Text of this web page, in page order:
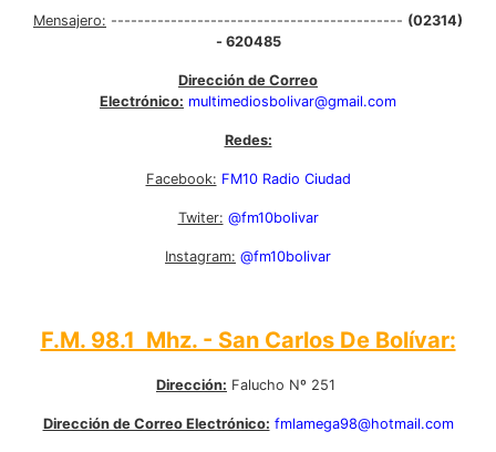
Mensajero: -------------------------------------------- (02314)
- 620485
Dirección de Correo
Electrónico: multimediosbolivar@gmail.com
Redes:
Facebook: FM10 Radio Ciudad
Twiter: @fm10bolivar
Instagram: @fm10bolivar
F.M. 98.1 Mhz. - San Carlos De Bolívar:
Dirección: Falucho Nº 251
Dirección de Correo Electrónico: fmlamega98@hotmail.com